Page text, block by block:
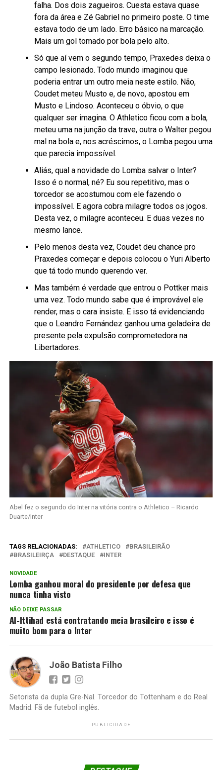
falha. Dos dois zagueiros. Cuesta estava quase
fora da área e Zé Gabriel no primeiro poste. O time
estava todo de um lado. Erro básico na marcação.
Mais um gol tomado por bola pelo alto.
Só que aí vem o segundo tempo, Praxedes deixa o
campo lesionado. Todo mundo imaginou que
poderia entrar um outro meia neste estilo. Não,
Coudet meteu Musto e, de novo, apostou em
Musto e Lindoso. Aconteceu o óbvio, o que
qualquer ser imagina. O Athletico ficou com a bola,
meteu uma na junção da trave, outra o Walter pegou
mal na bola e, nos acréscimos, o Lomba pegou uma
que parecia impossível.
Aliás, qual a novidade do Lomba salvar o Inter?
Isso é o normal, né? Eu sou repetitivo, mas o
torcedor se acostumou com ele fazendo o
impossível. E agora cobra milagre todos os jogos.
Desta vez, o milagre aconteceu. E duas vezes no
mesmo lance.
Pelo menos desta vez, Coudet deu chance pro
Praxedes começar e depois colocou o Yuri Alberto
que tá todo mundo querendo ver.
Mas também é verdade que entrou o Pottker mais
uma vez. Todo mundo sabe que é improvável ele
render, mas o cara insiste. E isso tá evidenciando
que o Leandro Fernández ganhou uma geladeira de
presente pela expulsão comprometedora na
Libertadores.
Abel fez o segundo do Inter na vitória contra o Athletico – Ricardo
Duarte/Inter
TAGS RELACIONADAS: ATHLETICO
BRASILEIRÃO
BRASILEIRÇA
DESTAQUE INTER
NOVIDADE
Lomba ganhou moral do presidente por defesa que
nunca tinha visto
NÃO DEIXE PASSAR
Al-Ittihad está contratando meia brasileiro e isso é
muito bom para o Inter
João Batista Filho
Setorista da dupla Gre-Nal. Torcedor do Tottenham e do Real
Madrid. Fã de futebol inglês.
PUBLICIDADE